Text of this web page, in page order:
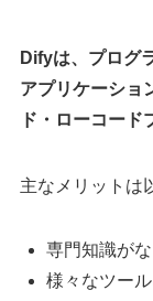
Difyは、プログ
アプリケーショ
ド・ローコード
主なメリットは
専門知識が
様々なツー